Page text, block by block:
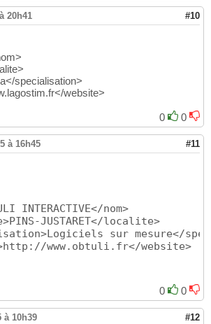
20h41 #10
specialisation>
website>
0
0
à 16h45 #11
INTERACTIVE</nom>
JUSTARET</localite>
sur mesure</
www.obtuli.fr</website>
0 0
à 10h39 #12